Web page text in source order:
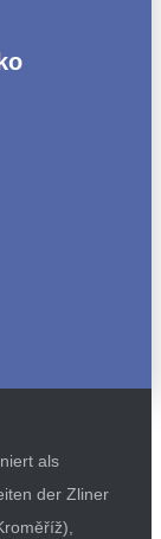
als
der Zliner